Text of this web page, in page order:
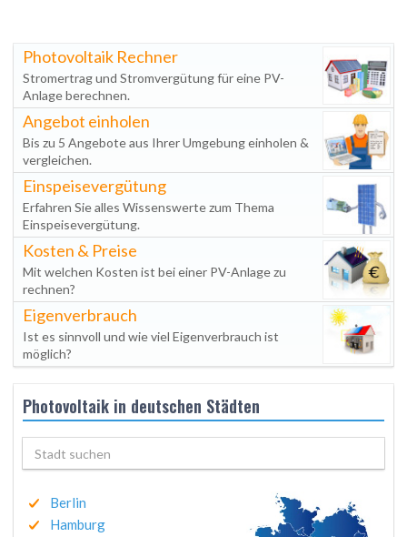
Photovoltaik Rechner
Stromertrag und Stromvergütung für eine PV-
Anlage berechnen.
Angebot einholen
Bis zu 5 Angebote aus Ihrer Umgebung einholen &
vergleichen.
Einspeisevergütung
Erfahren Sie alles Wissenswerte zum Thema
Einspeisevergütung.
Kosten & Preise
Mit welchen Kosten ist bei einer PV-Anlage zu
rechnen?
Eigenverbrauch
Ist es sinnvoll und wie viel Eigenverbrauch ist
möglich?
Photovoltaik in deutschen Städten
Berlin
Hamburg